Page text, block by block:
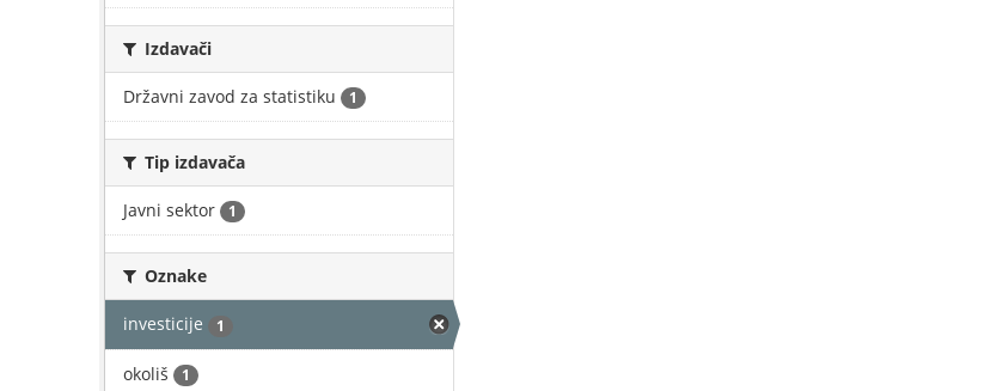
Izdavači
Državni zavod za statistiku 1
Tip izdavača
Javni sektor 1
Oznake
investicije 1
okoliš 1